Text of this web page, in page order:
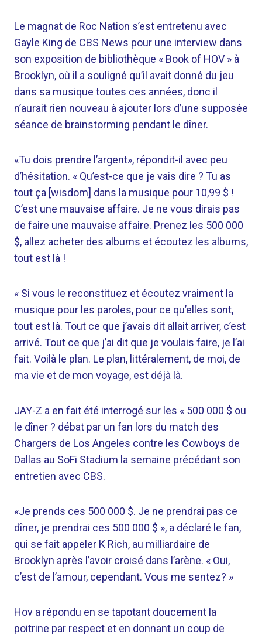
Le magnat de Roc Nation s’est entretenu avec
Gayle King de CBS News pour une interview dans
son exposition de bibliothèque « Book of HOV » à
Brooklyn, où il a souligné qu’il avait donné du jeu
dans sa musique toutes ces années, donc il
n’aurait rien nouveau à ajouter lors d’une supposée
séance de brainstorming pendant le dîner.
«Tu dois prendre l’argent», répondit-il avec peu
d’hésitation. « Qu’est-ce que je vais dire ? Tu as
tout ça [wisdom] dans la musique pour 10,99 $ !
C’est une mauvaise affaire. Je ne vous dirais pas
de faire une mauvaise affaire. Prenez les 500 000
$, allez acheter des albums et écoutez les albums,
tout est là !
« Si vous le reconstituez et écoutez vraiment la
musique pour les paroles, pour ce qu’elles sont,
tout est là. Tout ce que j’avais dit allait arriver, c’est
arrivé. Tout ce que j’ai dit que je voulais faire, je l’ai
fait. Voilà le plan. Le plan, littéralement, de moi, de
ma vie et de mon voyage, est déjà là.
JAY-Z a en fait été interrogé sur les « 500 000 $ ou
le dîner ? débat par un fan lors du match des
Chargers de Los Angeles contre les Cowboys de
Dallas au SoFi Stadium la semaine précédant son
entretien avec CBS.
«Je prends ces 500 000 $. Je ne prendrai pas ce
dîner, je prendrai ces 500 000 $ », a déclaré le fan,
qui se fait appeler K Rich, au milliardaire de
Brooklyn après l’avoir croisé dans l’arène. « Oui,
c’est de l’amour, cependant. Vous me sentez? »
Hov a répondu en se tapotant doucement la
poitrine par respect et en donnant un coup de